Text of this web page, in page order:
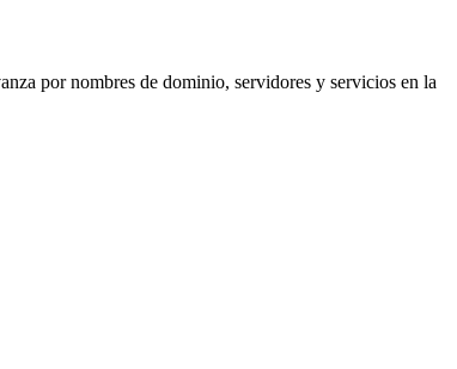
por nombres de dominio, servidores y servicios en la